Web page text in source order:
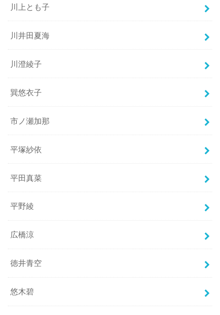
川上とも子
川井田夏海
川澄綾子
巽悠衣子
市ノ瀬加那
平塚紗依
平田真菜
平野綾
広橋涼
徳井青空
悠木碧